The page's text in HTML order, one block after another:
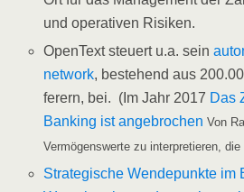
und ope­ra­ti­ven Risiken.
Open­Text steu­ert u.a. sein
net­work, bestehend aus
fe­rern, bei. (Im Jahr 2017 Das
Ban­king ist ange­bro­chen Von
Ver­mö­gens­wer­te zu inter­pre­tie­ren, die
Stra­te­gi­sche Wen­de­punk­te im